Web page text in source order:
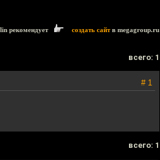
рекомендует создать сайтв megagroup.ru
всего: 1
# 1
всего: 1